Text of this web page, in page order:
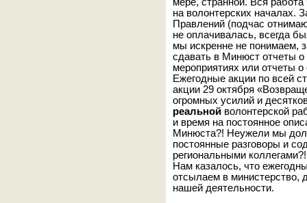
на волонтерских началах.
Правлений (подчас
не оплачивалась, всегда
мы искренне не понимаем,
сдавать в Минюст отчеты
мероприятиях или отчеты
Ежегодные акции по всей
акции 29 октября
огромных усилий и
реальной волонтерской
и время на постоянное
Минюста?! Неужели мы
постоянные разговоры и
региональными
Нам казалось, что
отсылаем в министерство,
нашей деятельности.